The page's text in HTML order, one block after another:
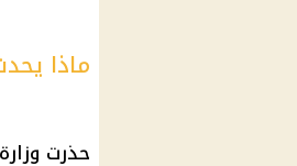
ماذا
حذرت